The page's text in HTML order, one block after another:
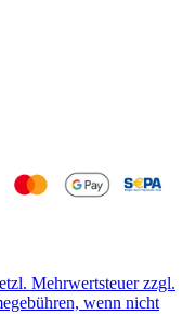
Mehrwertsteuer zzgl.
wenn nicht